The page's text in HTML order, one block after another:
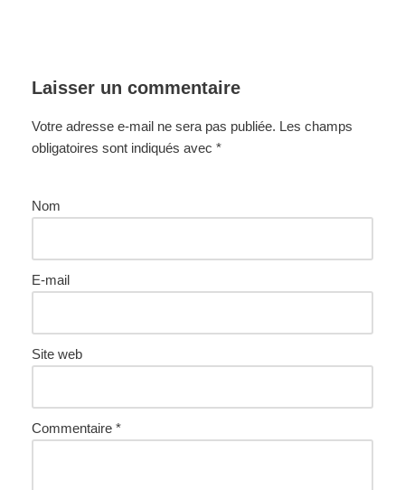
Laisser un commentaire
Votre adresse e-mail ne sera pas publiée. Les champs
obligatoires sont indiqués avec *
Nom
E-mail
Site web
Commentaire *